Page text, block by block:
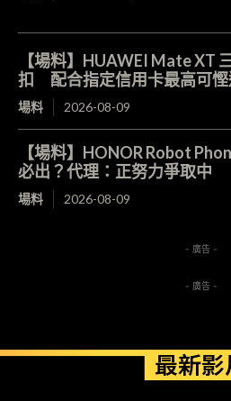
【場料】HUAWEI Mate XT
扣 配合指定信用卡最高可慳
場料 2026-08-09
【場料】HONOR Robot
必出？代理：正努力爭取中
場料 2026-08-09
- 廣告 -
- 廣告 -
最新影